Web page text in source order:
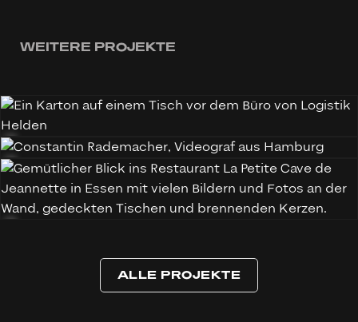
WEITERE PROJEKTE
Logistik-Unternehmen
Portfolio
Logistik Helden
Filmemacher Portfolio
Blink Twize
Projekt Management
La Petite Cave de Jeannette
ALLE PROJEKTE
ALLE PROJEKTE